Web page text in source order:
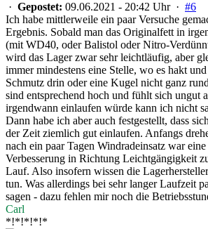
· Gepostet: 09.06.2021 - 20:42 Uhr · #6
Ich habe mittlerweile ein paar Versuche
Ergebnis. Sobald man das Originalfett in
(mit WD40, oder Balistol oder Nitro-
wird das Lager zwar sehr leichtläufig, aber
immer mindestens eine Stelle, wo es hakt
Schmutz drin oder eine Kugel nicht ganz
sind entsprechend hoch und fühlt sich ungut
irgendwann einlaufen würde kann ich nicht
Dann habe ich aber auch festgestellt, dass
der Zeit ziemlich gut einlaufen. Anfangs
nach ein paar Tagen Windradeinsatz war
Verbesserung in Richtung Leichtgängigkeit
Lauf. Also insofern wissen die
tun. Was allerdings bei sehr langer Laufzeit
sagen - dazu fehlen mir noch die
Carl
*!*!*!*!*